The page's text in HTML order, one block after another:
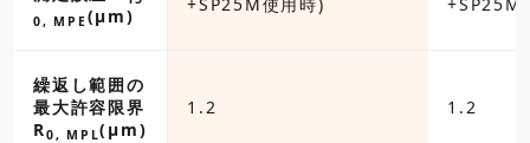
0, MPE(µm)
繰返し範囲の
最大許容限界
R0, MPL(µm)
1.2 1.2